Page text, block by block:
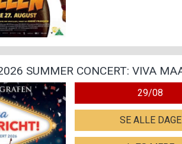
29/08
SE ALLE DAGE